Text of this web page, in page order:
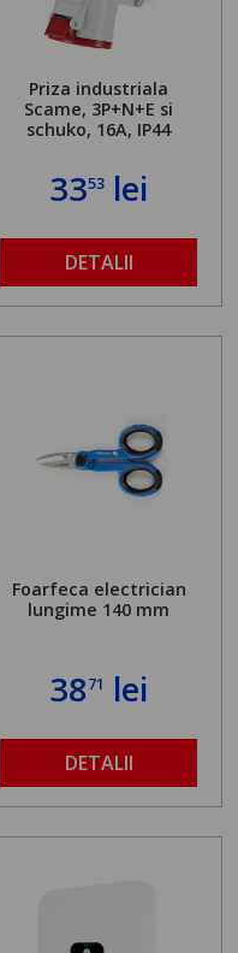
Priza industriala
Scame, 3P+N+E si
schuko, 16A, IP44
3353 lei
DETALII
Foarfeca electrician
lungime 140 mm
3871 lei
DETALII